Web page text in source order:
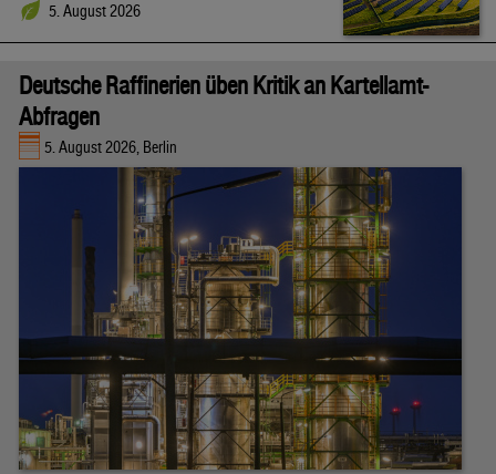
5. August 2026
Deutsche Raffinerien üben Kritik an Kartellamt-
Abfragen
5. August 2026, Berlin